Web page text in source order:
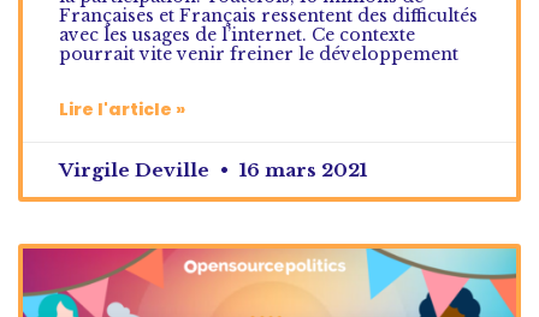
Françaises et Français ressentent des difficultés
avec les usages de l’internet. Ce contexte
pourrait vite venir freiner le développement
Lire l'article »
Virgile Deville 16 mars 2021